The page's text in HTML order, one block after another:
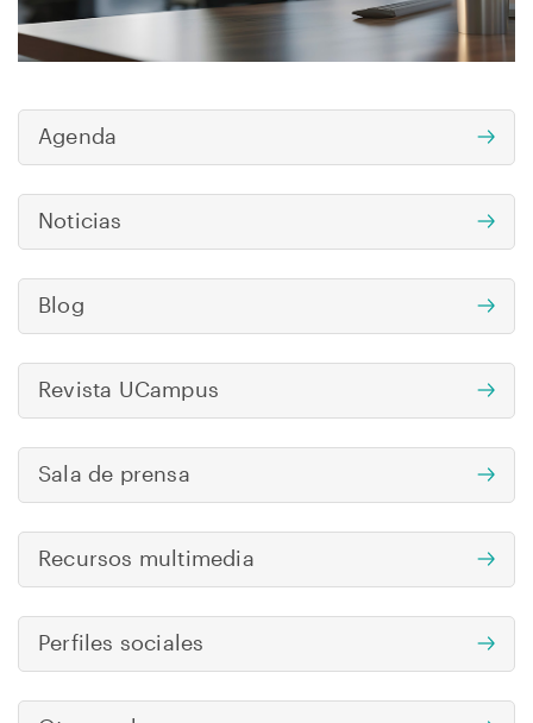
navegación
Menú
UManresa
Agenda
Noticias
Blog
Revista UCampus
Sala de prensa
Recursos multimedia
Perfiles sociales